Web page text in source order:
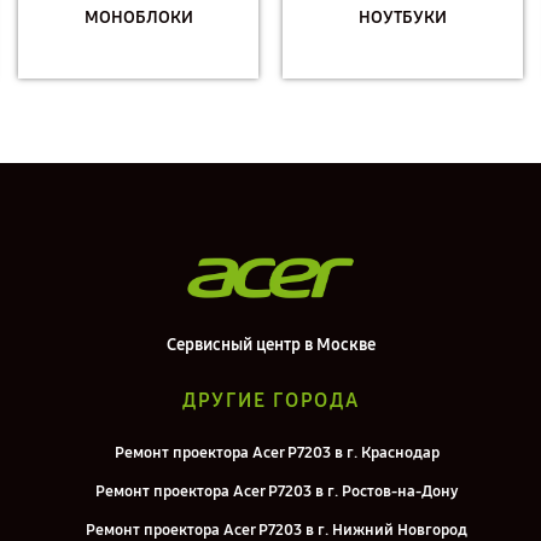
МОНОБЛОКИ НОУТБУКИ
Сервисный центр в Москве
ДРУГИЕ ГОРОДА
Ремонт проектора Acer P7203 в г. Краснодар
Ремонт проектора Acer P7203 в г. Ростов-на-Дону
Ремонт проектора Acer P7203 в г. Нижний Новгород